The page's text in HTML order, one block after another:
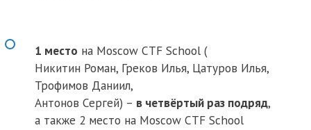
1 место на Moscow CTF School (
Никитин Роман, Греков Илья, Цатуров Илья,
Трофимов Даниил,
Антонов Сергей) – в четвёртый раз подряд,
а также 2 место на Moscow CTF School